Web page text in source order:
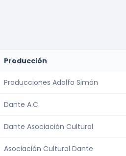
Producción
Producciones Adolfo Simón
Dante A.C.
Dante Asociación Cultural
Asociación Cultural Dante